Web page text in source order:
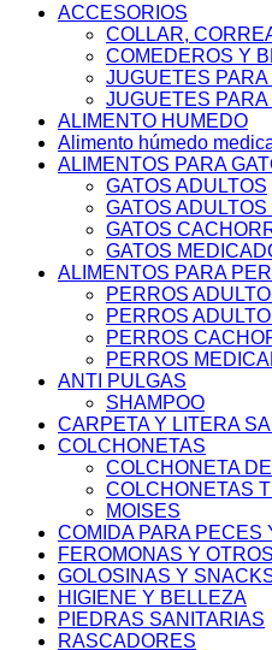
ACCESORIOS
COLLAR,
COMEDEROS Y
JUGUETES PARA
JUGUETES PARA
ALIMENTO HUMEDO
Alimento húmedo
ALIMENTOS PARA
GATOS ADULTOS
GATOS
GATOS
GATOS
ALIMENTOS PARA
PERROS
PERROS
PERROS
PERROS
ANTI PULGAS
SHAMPOO
CARPETA Y LITERA
COLCHONETAS
COLCHONETA
COLCHONETAS
MOISES
COMIDA PARA PECES
FEROMONAS Y OTROS
GOLOSINAS Y
HIGIENE Y BELLEZA
PIEDRAS SANITARIAS
RASCADORES